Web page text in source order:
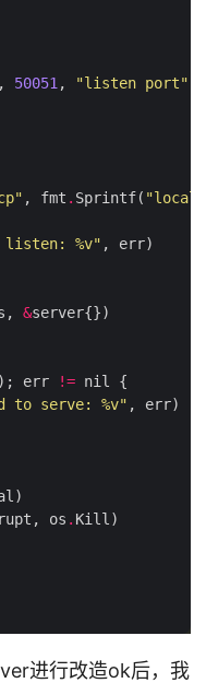
, 50051 , "listen port"
, fmt . Sprintf(
%v"
&
err !=
to serve: %v"
os .
进行改造ok后，我